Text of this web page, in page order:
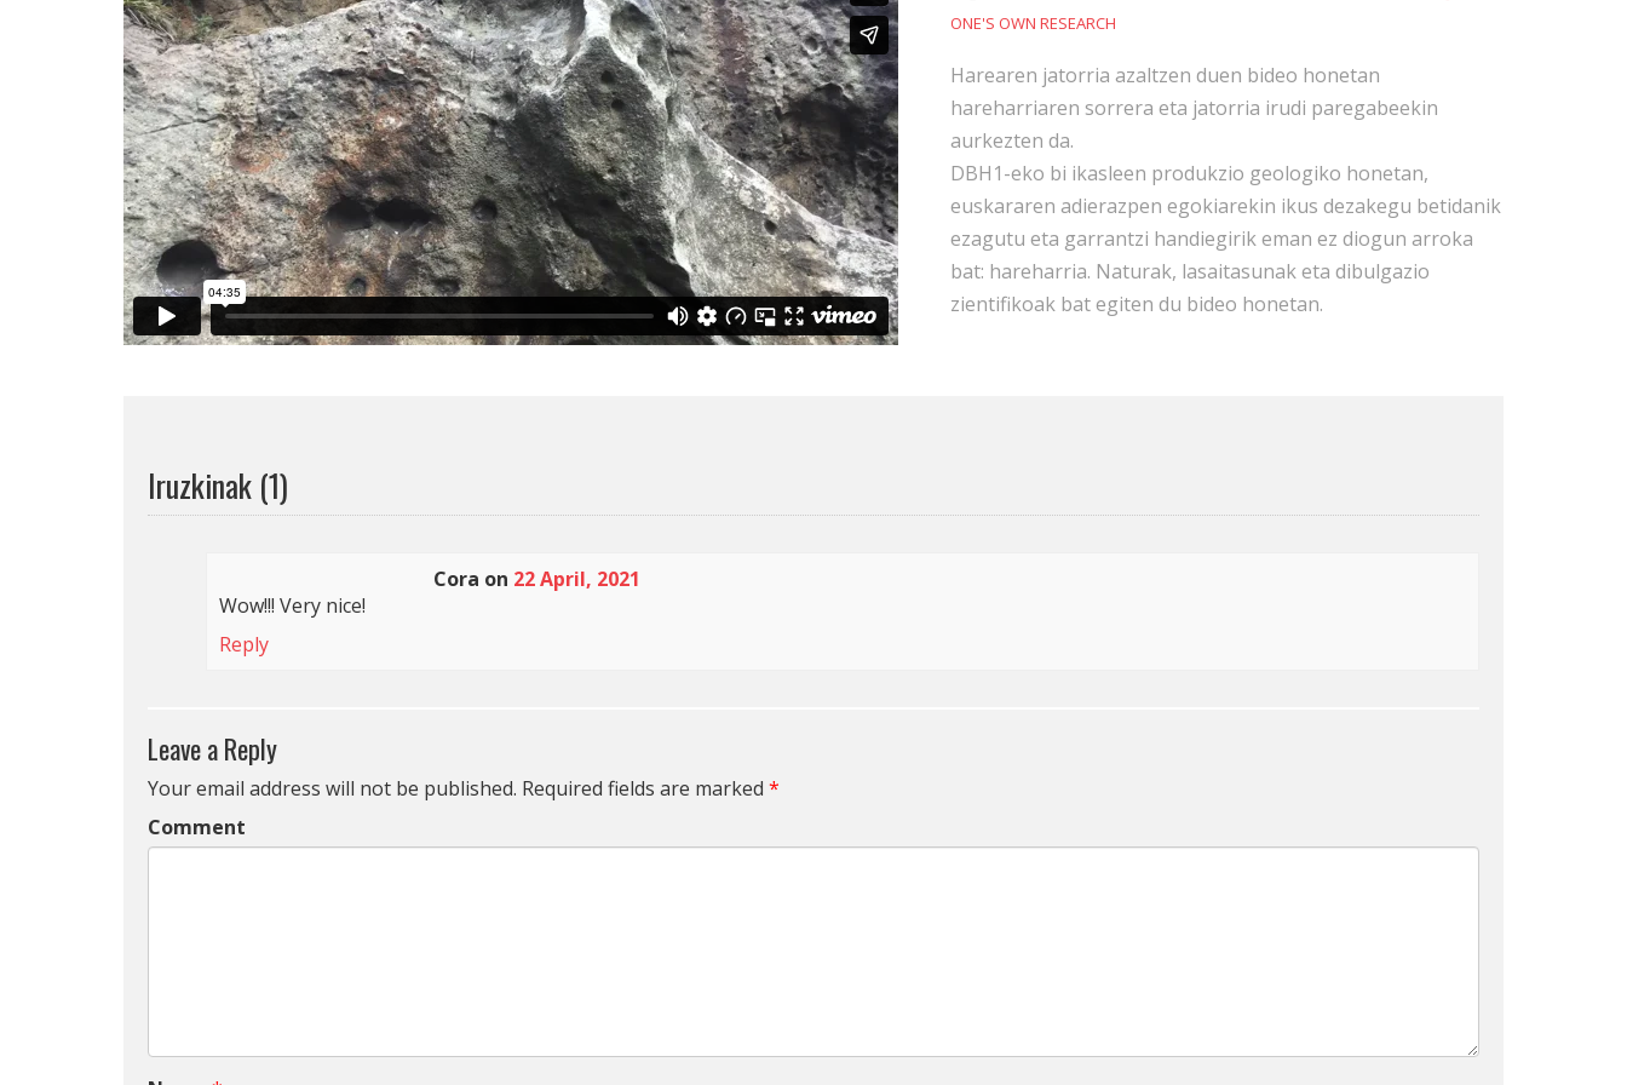
ONE'S OWN RESEARCH
Harearen jatorria azaltzen duen bideo honetan
hareharriaren sorrera eta jatorria irudi paregabeekin
aurkezten da.
DBH1-eko bi ikasleen produkzio geologiko honetan,
euskararen adierazpen egokiarekin ikus dezakegu betidanik
ezagutu eta garrantzi handiegirik eman ez diogun arroka
bat: hareharria. Naturak, lasaitasunak eta dibulgazio
zientifikoak bat egiten du bideo honetan.
Iruzkinak (1)
Cora on 22 April, 2021
Wow!!! Very nice!
Reply
Leave a Reply
Your email address will not be published. Required fields are marked *
Comment